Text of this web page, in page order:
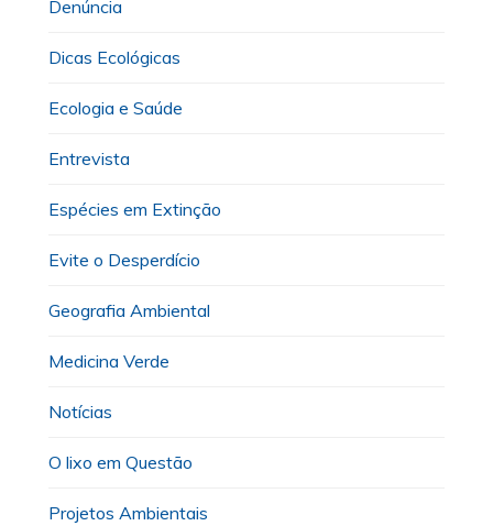
Denúncia
Dicas Ecológicas
Ecologia e Saúde
Entrevista
Espécies em Extinção
Evite o Desperdício
Geografia Ambiental
Medicina Verde
Notícias
O lixo em Questão
Projetos Ambientais